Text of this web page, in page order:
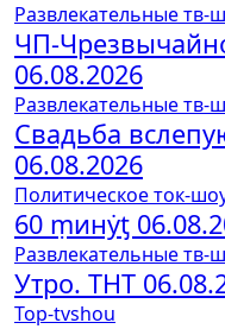
Развлекательные тв-
ЧП-
06.08.2026
Развлекательные тв-
Свадьба
06.08.2026
Политическое ток-
60 ṃинẏƫ
Развлекательные тв-
Утро. ТНТ
Top-tvshou